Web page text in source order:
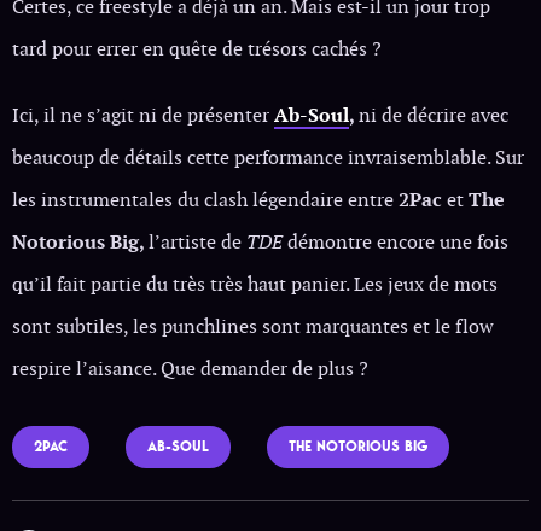
Certes, ce freestyle a déjà un an. Mais est-il un jour trop
tard pour errer en quête de trésors cachés ?
Ici, il ne s’agit ni de présenterAb-Soul,ni de décrire avec
beaucoup de détails cette performance invraisemblable. Sur
les instrumentales du clash légendaire entre2PacetThe
Notorious Big,l’artiste de TDEdémontre encore une fois
qu’il fait partie du très très haut panier. Les jeux de mots
sont subtiles, les punchlines sont marquantes et le flow
respire l’aisance. Que demander de plus ?
2PAC AB-SOUL THE NOTORIOUS BIG